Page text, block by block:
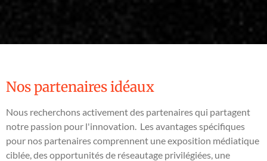
Nos partenaires idéaux
Nous recherchons activement des partenaires qui partagent
notre passion pour l'innovation. Les avantages spécifiques
pour nos partenaires comprennent une exposition médiatique
ciblée, des opportunités de réseautage privilégiées, une